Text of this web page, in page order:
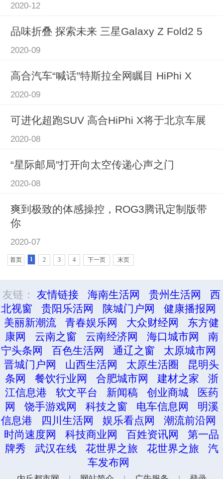
2020-12
品味折叠 探索未来 三星Galaxy Z Fold2 5
2020-09
高合汽车“喊话”特斯拉全网瞩目 HiPhi X
2020-09
可进化超跑SUV 高合HiPhi X将于北京车展
2020-08
“星际邮局”打开向太空传递心声之门
2020-08
爽到极致的体感操控，ROG3腾讯定制版带
你
2020-07
首页 1 2 3 4 下一页 末页
友链： 友情链接 海南生活网 贵州生活网
西
北视窗
贵阳乐活网 陕城门户网
健康播报网
美丽新潮流
青春娱乐网 大众财经网
东方健
康网
云南之窗 云南经济网 海口城市网
南
宁头条网
百色生活网 通辽之窗
太原城市网
晋城门户网
山西生活网 太原生活圈
昆明头
条网
餐饮行业网 合肥城市网 建材之家
浙
江信息港
软文平台 新闻稿 创业商城
医药
网
饶手游戏网 科技之窗 电车信息网
明溪
信息港
四川生活网 娱乐看点网
潮流前沿网
时尚速度网
科技商业网 百姓资讯网
第一品
牌秀
武汉在线 花世界之旅 花世界之旅
汽
车发布网